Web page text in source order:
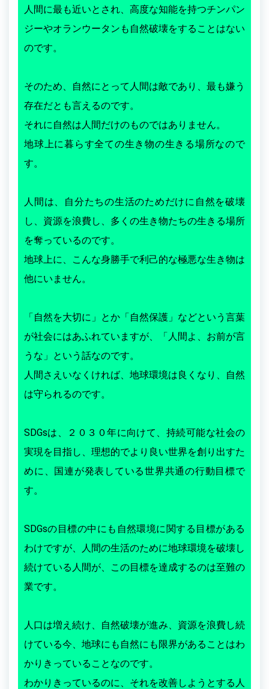
人間に最も近いとされ、高度な知能を持つチンパン
ジーやオランウータンも自然破壊をすることはない
のです。
そのため、自然にとって人間は敵であり、最も嫌う
存在だとも言えるのです。
それに自然は人間だけのものではありません。
地球上に暮らす全ての生き物の生きる場所なので
す。
人間は、自分たちの生活のためだけに自然を破壊
し、資源を浪費し、多くの生き物たちの生きる場所
を奪っているのです。
地球上に、こんな身勝手で利己的な極悪な生き物は
他にいません。
「自然を大切に」とか「自然保護」などという言葉
が社会にはあふれていますが、「人間よ、お前が言
うな」という話なのです。
人間さえいなくければ、地球環境は良くなり、自然
は守られるのです。
SDGsは、２０３０年に向けて、持続可能な社会の
実現を目指し、理想的でより良い世界を創り出すた
めに、国連が発表している世界共通の行動目標で
す。
SDGsの目標の中にも自然環境に関する目標がある
わけですが、人間の生活のために地球環境を破壊し
続けている人間が、この目標を達成するのは至難の
業です。
人口は増え続け、自然破壊が進み、資源を浪費し続
けている今、地球にも自然にも限界があることはわ
かりきっていることなのです。
わかりきっているのに、それを改善しようとする人